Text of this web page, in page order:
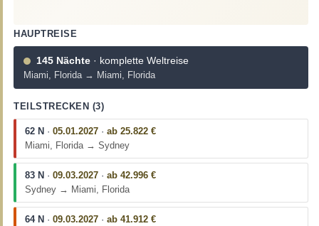
HAUPTREISE
145 Nächte · komplette Weltreise
Miami, Florida → Miami, Florida
TEILSTRECKEN (3)
62 N · 05.01.2027 · ab 25.822 €
Miami, Florida → Sydney
83 N · 09.03.2027 · ab 42.996 €
Sydney → Miami, Florida
64 N · 09.03.2027 · ab 41.912 €